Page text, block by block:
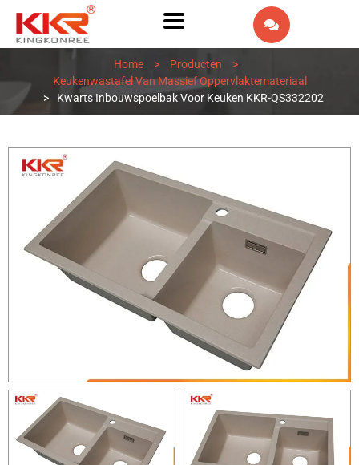
AR
FR
PT
IT
Home > Producten
>
Keukenwastafel Van Massief Oppervlaktemateriaal
>
Kwarts Inbouwspoelbak Voor Keuken KKR-QS332202